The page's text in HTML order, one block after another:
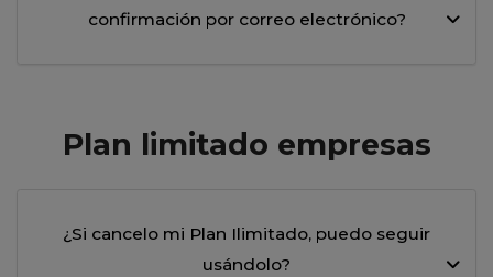
confirmación por correo electrónico?
Plan limitado empresas
¿Si cancelo mi Plan Ilimitado, puedo seguir
usándolo?